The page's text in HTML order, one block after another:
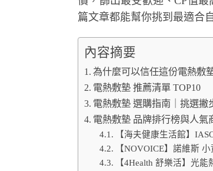
篇文章都能幫你挑到最適合
內容摘要
為什麼可以信任這份電熱敷
電熱敷墊 推薦清單 TOP10
電熱敷墊 選購指南｜挑選撇
電熱敷墊 品牌排行榜與人氣
【海夫健康生活館】
【NOVOICE】諾維斯
【4Health 舒樂活】光